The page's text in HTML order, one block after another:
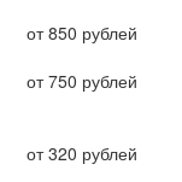
от 850 рублей
от 750 рублей
от 320 рублей